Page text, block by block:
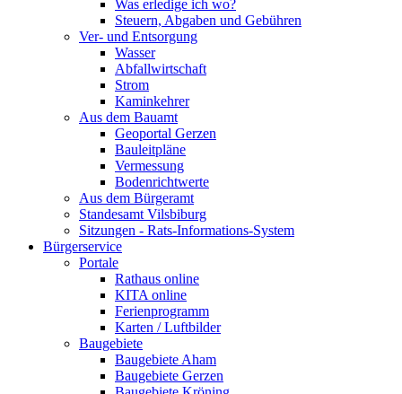
Was erledige ich wo?
Steuern, Abgaben und Gebühren
Ver- und Entsorgung
Wasser
Abfallwirtschaft
Strom
Kaminkehrer
Aus dem Bauamt
Geoportal Gerzen
Bauleitpläne
Vermessung
Bodenrichtwerte
Aus dem Bürgeramt
Standesamt Vilsbiburg
Sitzungen - Rats-Informations-System
Bürgerservice
Portale
Rathaus online
KITA online
Ferienprogramm
Karten / Luftbilder
Baugebiete
Baugebiete Aham
Baugebiete Gerzen